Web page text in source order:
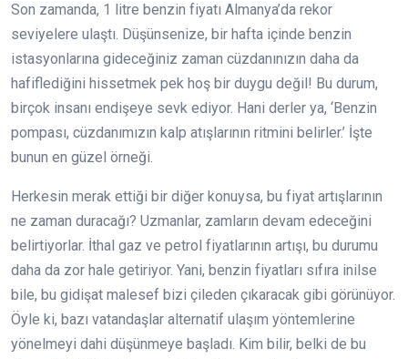
Son zamanda, 1 litre benzin fiyatı Almanya’da rekor
seviyelere ulaştı. Düşünsenize, bir hafta içinde benzin
istasyonlarına gideceğiniz zaman cüzdanınızın daha da
hafiflediğini hissetmek pek hoş bir duygu değil! Bu durum,
birçok insanı endişeye sevk ediyor. Hani derler ya, ‘Benzin
pompası, cüzdanımızın kalp atışlarının ritmini belirler.’ İşte
bunun en güzel örneği.
Herkesin merak ettiği bir diğer konuysa, bu fiyat artışlarının
ne zaman duracağı? Uzmanlar, zamların devam edeceğini
belirtiyorlar. İthal gaz ve petrol fiyatlarının artışı, bu durumu
daha da zor hale getiriyor. Yani, benzin fiyatları sıfıra inilse
bile, bu gidişat malesef bizi çileden çıkaracak gibi görünüyor.
Öyle ki, bazı vatandaşlar alternatif ulaşım yöntemlerine
yönelmeyi dahi düşünmeye başladı. Kim bilir, belki de bu